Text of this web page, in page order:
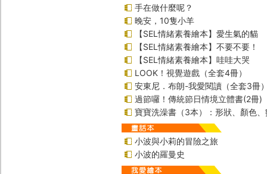
手在做什麼呢？
晚安，10隻小羊
【SEL情緒素養繪本】愛生氣的貓
【SEL情緒素養繪本】不要不要！
【SEL情緒素養繪本】哇哇大哭
LOOK！視覺遊戲（全套4冊）
安東尼．布朗-我愛閱讀（全套3冊
過節囉！傳統節日情境立體書(2冊)
寶寶洗澡書（3本）：形狀、顏色、
小波與小莉的冒險之旅
小波的羅曼史